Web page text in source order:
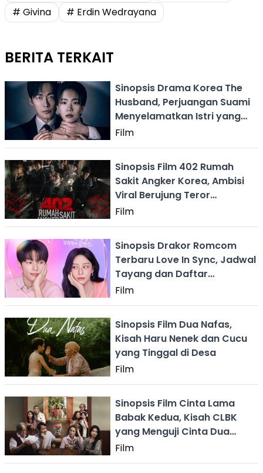
# Givina
# Erdin Wedrayana
BERITA TERKAIT
Sinopsis Drama Korea The
Husband, Perjuangan Suami
Menyelamatkan Istri yang
Diculik
Film
Sinopsis Film 402 Rumah
Sakit Angker Korea, Ambisi
Viral Berujung Teror
Mematikan
Film
Sinopsis Drakor Romcom
Terbaru Love In Sync, Jadwal
Tayang dan Daftar
Pemerannya
Film
Sinopsis Film Dua Nafas,
Kisah Haru Nenek dan Cucu
yang Tinggal di Desa
Film
Sinopsis Film Cinta Lama
Babak Kedua, Kisah CLBK
yang Menguji Cinta Dua
Generasi
Film